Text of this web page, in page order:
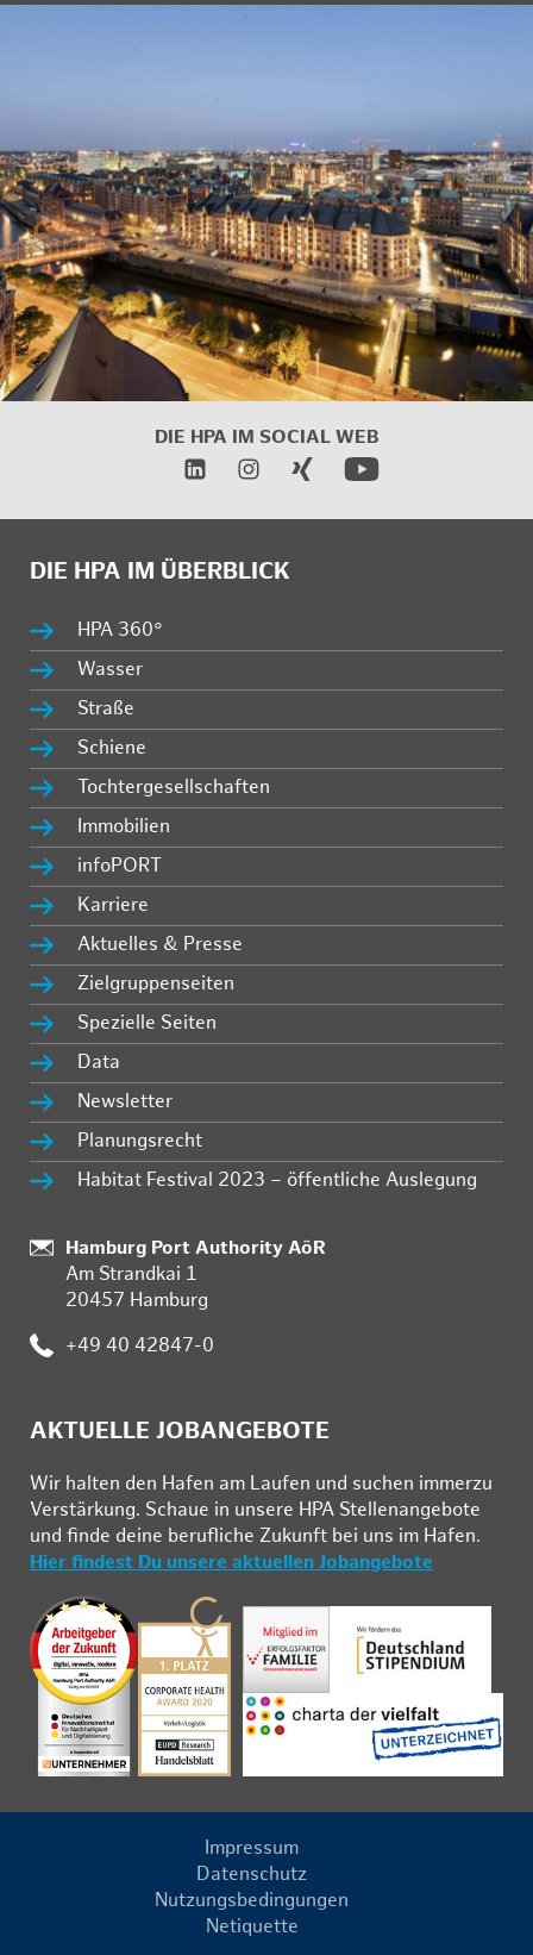
DIE HPA IM SOCIAL WEB
DIE HPA IM ÜBERBLICK
HPA 360°
Wasser
Straße
Schiene
Tochtergesellschaften
Immobilien
infoPORT
Karriere
Aktuelles & Presse
Zielgruppenseiten
Spezielle Seiten
Data
Newsletter
Planungsrecht
Habitat Festival 2023 – öffentliche Auslegung
:
Hamburg Port Authority AöR
Am Strandkai 1
20457 Hamburg
: +49 40 42847-0
AKTUELLE JOBANGEBOTE
Wir hal­ten den Ha­fen am Lau­fen und su­chen im­mer­zu
Ver­stär­kung. Schau­e in un­se­re HPA Stel­len­an­ge­bo­te
und fin­de deine be­ruf­li­che Zu­kunft bei uns im Ha­fen.
Hier findest Du unsere aktuellen Jobangebote
Impressum
Datenschutz
Nutzungsbedingungen
Netiquette